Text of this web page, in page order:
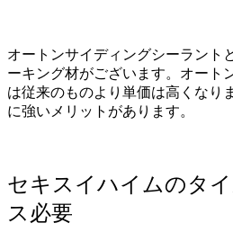
オートンサイディングシーラント
ーキング材がございます。オート
は従来のものより単価は高くなり
に強いメリットがあります。
セキスイハイムのタ
ス必要